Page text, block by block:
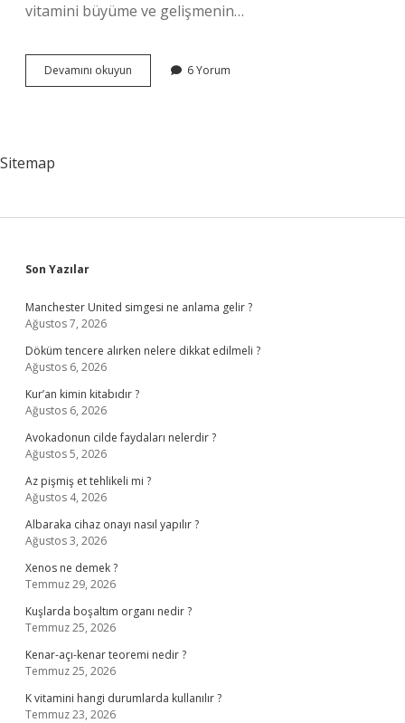
vitamini büyüme ve gelişmenin…
Devamını okuyun Alzheimer
Hastalığı
6 Yorum
Sitemap
Sidebar
Son Yazılar
Manchester United simgesi ne anlama gelir ?
Ağustos 7, 2026
Döküm tencere alırken nelere dikkat edilmeli ?
Ağustos 6, 2026
Kur’an kimin kitabıdır ?
Ağustos 6, 2026
Avokadonun cilde faydaları nelerdir ?
Ağustos 5, 2026
Az pişmiş et tehlikeli mi ?
Ağustos 4, 2026
Albaraka cihaz onayı nasıl yapılır ?
Ağustos 3, 2026
Xenos ne demek ?
Temmuz 29, 2026
Kuşlarda boşaltım organı nedir ?
Temmuz 25, 2026
Kenar-açı-kenar teoremi nedir ?
Temmuz 25, 2026
K vitamini hangi durumlarda kullanılır ?
Temmuz 23, 2026